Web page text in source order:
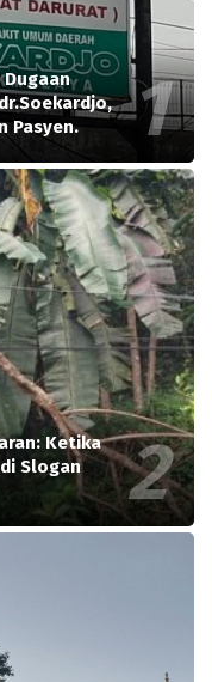
Dugaan
Pasyen.
Ketika
Slogan